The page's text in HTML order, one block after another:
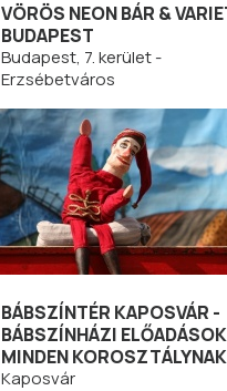
VÖRÖS NEON BÁR &
BUDAPEST
Budapest, 7. kerület -
Erzsébetváros
BÁBSZÍNTÉR KAPOSVÁR -
BÁBSZÍNHÁZI ELŐADÁSOK
MINDEN KOROSZTÁLYNAK
Kaposvár